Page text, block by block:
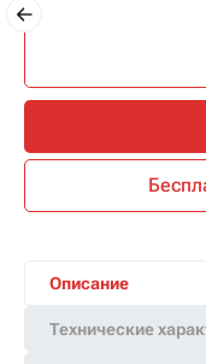
Описание
Технические